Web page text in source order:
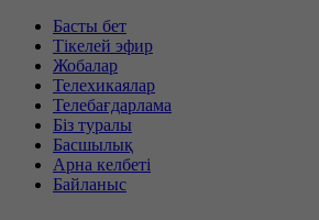
Басты бет
Тікелей эфир
Жобалар
Телехикаялар
Телебағдарлама
Біз туралы
Басшылық
Арна келбеті
Байланыс